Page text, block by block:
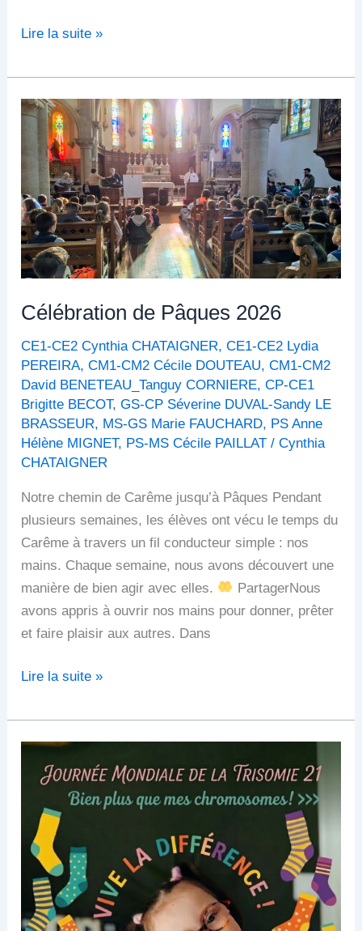
Lire la suite »
Célébration de Pâques 2026
CE1-CE2 Cynthia CHATAIGNER,CE1-CE2 Lydia
PEREIRA,CM1-CM2 Cécile DOUTEAU,CM1-CM2
David BENETEAU_Tanguy CORNIERE,CP-CE1
Brigitte BECOT,GS-CP Séverine DUVAL-Sandy LE
BRASSEUR, MS-GS Marie FAUCHARD, PS Anne
Hélène MIGNET, PS-MS Cécile PAILLAT /Cynthia
CHATAIGNER
Notre chemin de Carême jusqu’à Pâques Pendant
plusieurs semaines, les élèves ont vécu le temps du
Carême à travers un fil conducteur simple : nos
mains. Chaque semaine, nous avons découvert une
manière de bien agir avec elles.
PartagerNous
avons appris à ouvrir nos mains pour donner, prêter
et faire plaisir aux autres. Dans
Célébration
Pâques
2026
Lire la suite »
Journée
mondiale
Trisomie
Vive